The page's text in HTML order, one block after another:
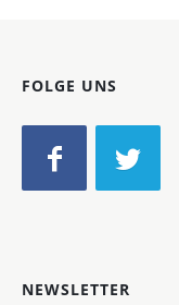
FOLGE UNS
NEWSLETTER